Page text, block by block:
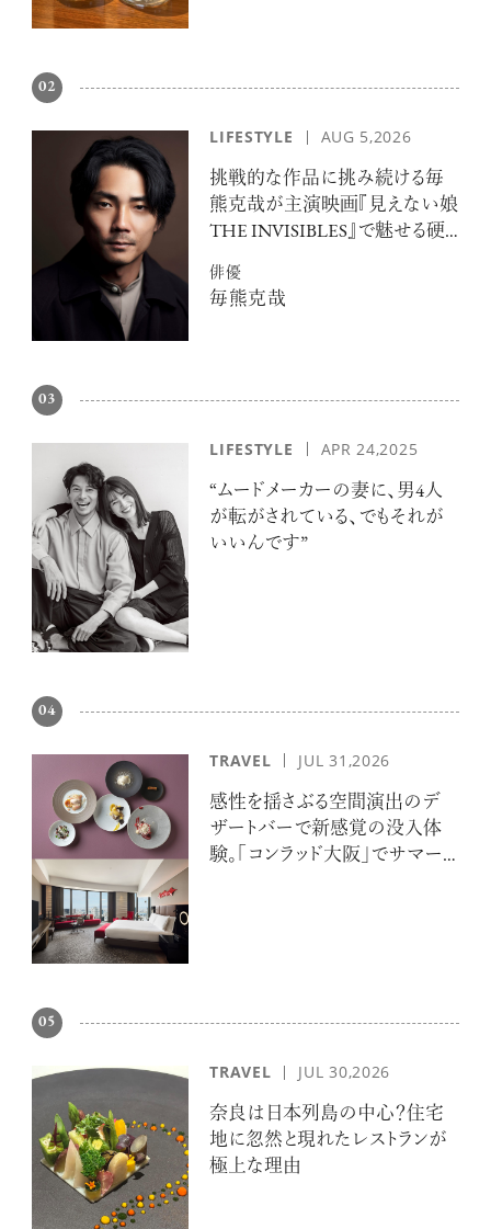
02
LIFESTYLE AUG 5,2026
挑戦的な作品に挑み続ける毎
熊克哉が主演映画『見えない娘
THE INVISIBLES』で魅せる硬
俳優
毎熊克哉
03
LIFESTYLE APR 24,2025
“ムードメーカーの妻に、男4人
が転がされている、でもそれが
いいんです”
04
TRAVEL JUL 31,2026
感性を揺さぶる空間演出のデ
ザートバーで新感覚の没入体
験。「コンラッド大阪」でサマー
05
TRAVEL JUL 30,2026
奈良は日本列島の中心？住宅
地に忽然と現れたレストランが
極上な理由